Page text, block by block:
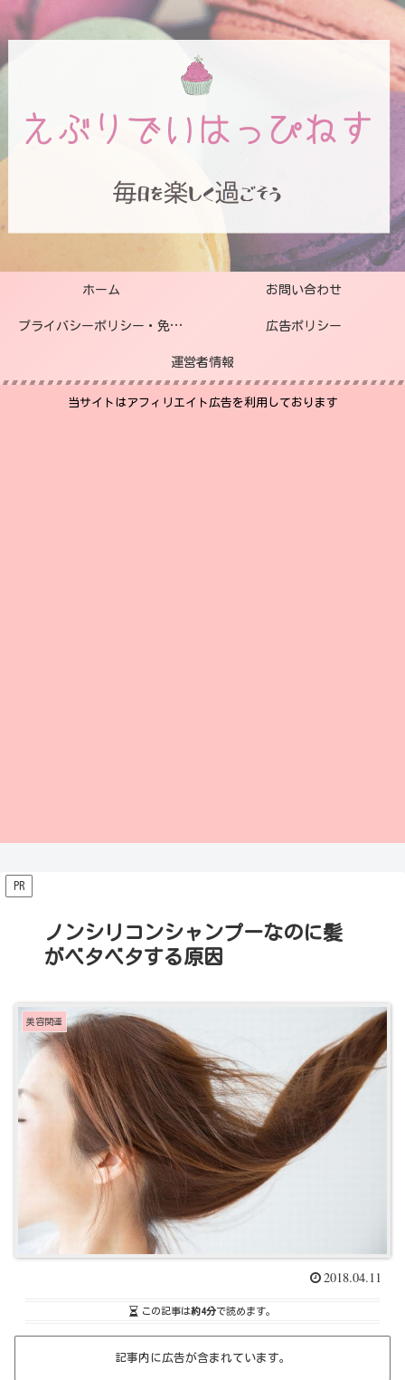
ホーム お問い合わせ
プライバシーポリシー・免責事項 広告ポリシー
運営者情報
当サイトはアフィリエイト広告を利用しております
PR
ノンシリコンシャンプーなのに髪
がベタベタする原因
美容関連
2018.04.11
この記事は約4分で読めます。
記事内に広告が含まれています。